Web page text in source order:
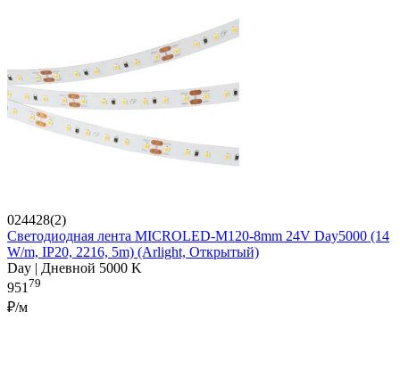
024428(2)
Светодиодная лента MICROLED-M120-8mm 24V Day5000 (14
W/m, IP20, 2216, 5m) (Arlight, Открытый)
Day | Дневной 5000 K
95179
₽/м